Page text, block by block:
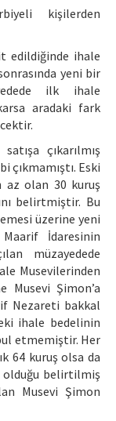
kişilerden
edildiğinde ihale
yeni bir
ilk ihale
aradaki fark
çıkarılmış
çıkmamıştı. Eski
az olan 30 kuruş
belirtmiştir. Bu
üzerine yeni
İdaresinin
müzayedede
Musevilerinden
Musevi Şimon’a
Nezareti bakkal
ihale bedelinin
etmemiştir. Her
64 kuruş olsa da
olduğu belirtilmiş
Musevi Şimon